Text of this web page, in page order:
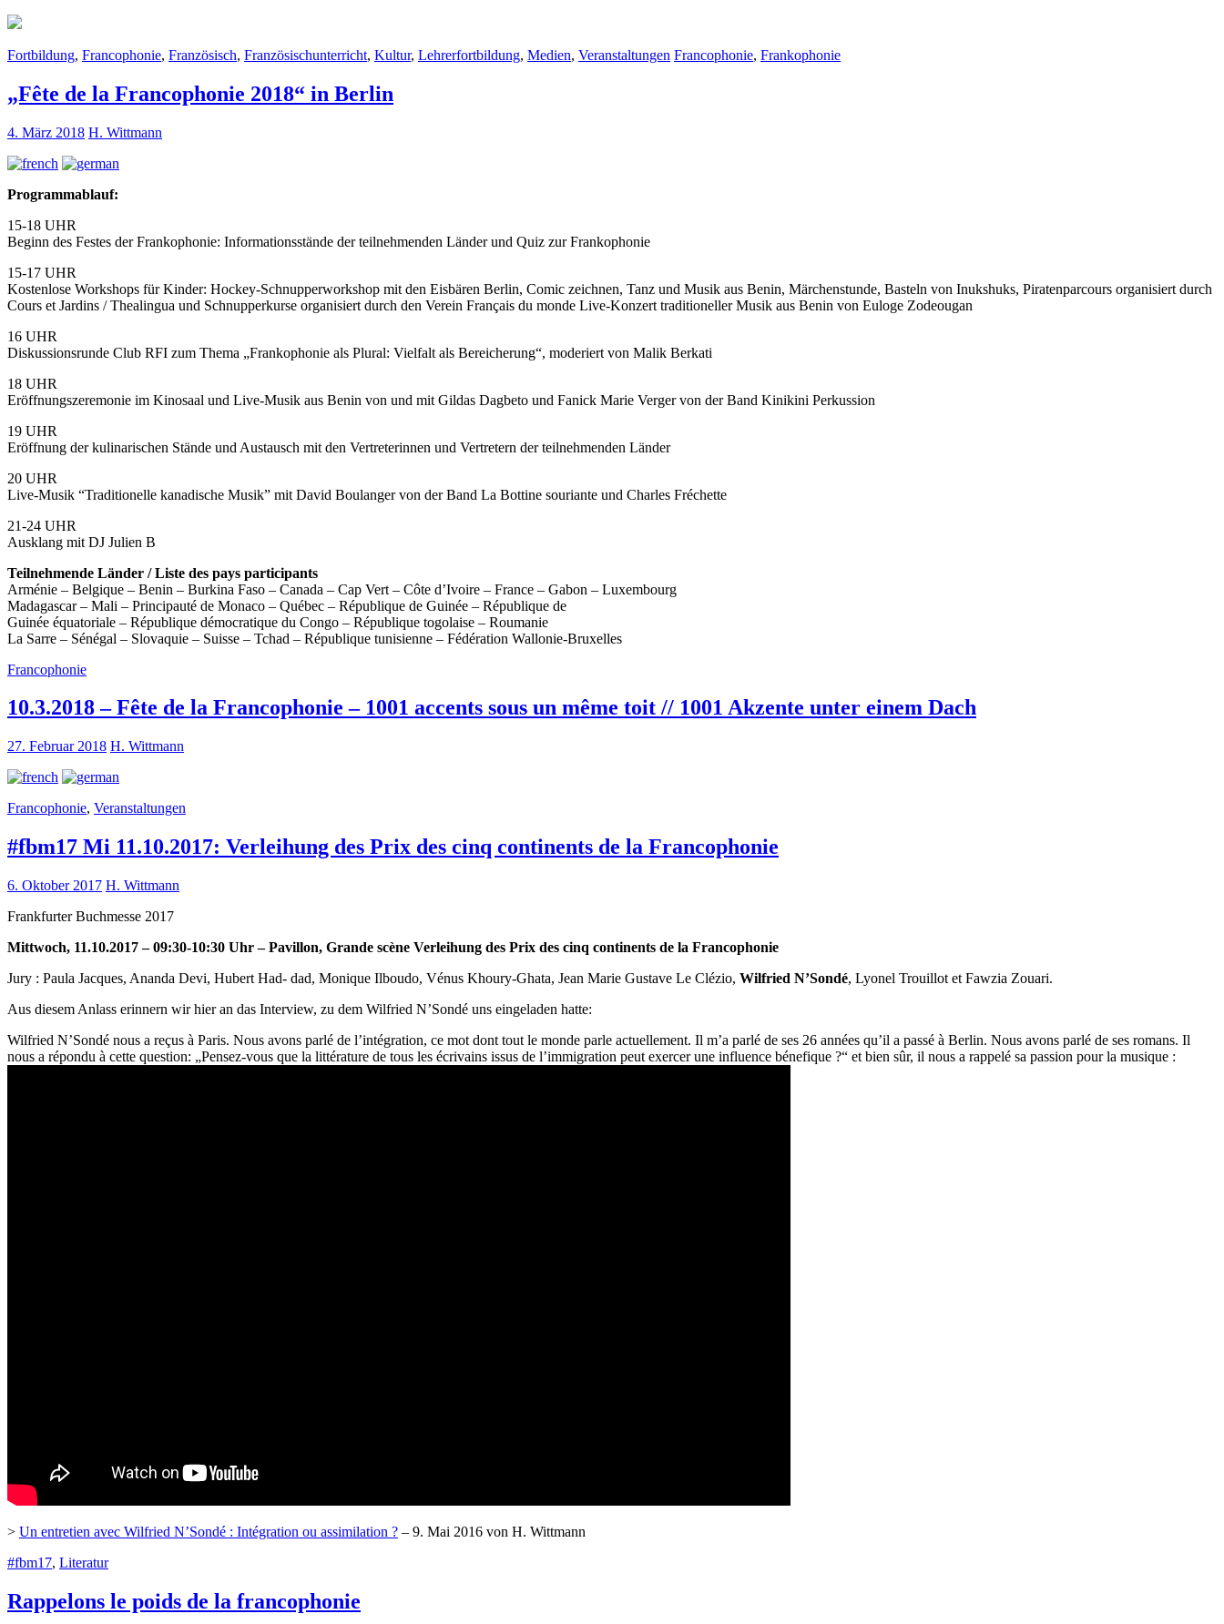
Fortbildung, Francophonie, Französisch, Französischunterricht, Kultur, Lehrerfortbildung, Medien, Veranstaltungen Francophonie, Frankophonie
„Fête de la Francophonie 2018“ in Berlin
4. März 2018 H. Wittmann
Programmablauf:
15-18 UHR
Beginn des Festes der Frankophonie: Informationsstände der teilnehmenden Länder und Quiz zur Frankophonie
15-17 UHR
Kostenlose Workshops für Kinder: Hockey-Schnupperworkshop mit den Eisbären Berlin, Comic zeichnen, Tanz und Musik aus Benin, Märchenstunde, Basteln von Inukshuks, Piratenparcours organisiert durch
Cours et Jardins / Thealingua und Schnupperkurse organisiert durch den Verein Français du monde Live-Konzert traditioneller Musik aus Benin von Euloge Zodeougan
16 UHR
Diskussionsrunde Club RFI zum Thema „Frankophonie als Plural: Vielfalt als Bereicherung“, moderiert von Malik Berkati
18 UHR
Eröffnungszeremonie im Kinosaal und Live-Musik aus Benin von und mit Gildas Dagbeto und Fanick Marie Verger von der Band Kinikini Perkussion
19 UHR
Eröffnung der kulinarischen Stände und Austausch mit den Vertreterinnen und Vertretern der teilnehmenden Länder
20 UHR
Live-Musik “Traditionelle kanadische Musik” mit David Boulanger von der Band La Bottine souriante und Charles Fréchette
21-24 UHR
Ausklang mit DJ Julien B
Teilnehmende Länder / Liste des pays participants
Arménie – Belgique – Benin – Burkina Faso – Canada – Cap Vert – Côte d’Ivoire – France – Gabon – Luxembourg
Madagascar – Mali – Principauté de Monaco – Québec – République de Guinée – République de
Guinée équatoriale – République démocratique du Congo – République togolaise – Roumanie
La Sarre – Sénégal – Slovaquie – Suisse – Tchad – République tunisienne – Fédération Wallonie-Bruxelles
Francophonie
10.3.2018 – Fête de la Francophonie – 1001 accents sous un même toit // 1001 Akzente unter einem Dach
27. Februar 2018 H. Wittmann
Francophonie, Veranstaltungen
#fbm17 Mi 11.10.2017: Verleihung des Prix des cinq continents de la Francophonie
6. Oktober 2017 H. Wittmann
Frankfurter Buchmesse 2017
Mittwoch, 11.10.2017 – 09:30-10:30 Uhr – Pavillon, Grande scène Verleihung des Prix des cinq continents de la Francophonie
Jury : Paula Jacques, Ananda Devi, Hubert Had- dad, Monique Ilboudo, Vénus Khoury-Ghata, Jean Marie Gustave Le Clézio, Wilfried N’Sondé, Lyonel Trouillot et Fawzia Zouari.
Aus diesem Anlass erinnern wir hier an das Interview, zu dem Wilfried N’Sondé uns eingeladen hatte:
Wilfried N’Sondé nous a reçus à Paris. Nous avons parlé de l’intégration, ce mot dont tout le monde parle actuellement. Il m’a parlé de ses 26 années qu’il a passé à Berlin. Nous avons parlé de ses romans. Il
nous a répondu à cette question: „Pensez-vous que la littérature de tous les écrivains issus de l’immigration peut exercer une influence bénefique ?“ et bien sûr, il nous a rappelé sa passion pour la musique :
> Un entretien avec Wilfried N’Sondé : Intégration ou assimilation ? – 9. Mai 2016 von H. Wittmann
#fbm17, Literatur
Rappelons le poids de la francophonie